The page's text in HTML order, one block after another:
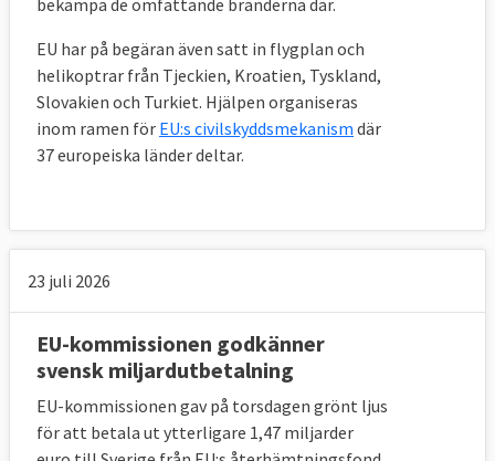
bekämpa de omfattande bränderna där.
EU har på begäran även satt in flygplan och
helikoptrar från Tjeckien, Kroatien, Tyskland,
Slovakien och Turkiet. Hjälpen organiseras
inom ramen för EU:s civilskyddsmekanism där
37 europeiska länder deltar.
23 juli 2026
EU-kommissionen godkänner
svensk miljardutbetalning
EU-kommissionen gav på torsdagen grönt ljus
för att betala ut ytterligare 1,47 miljarder